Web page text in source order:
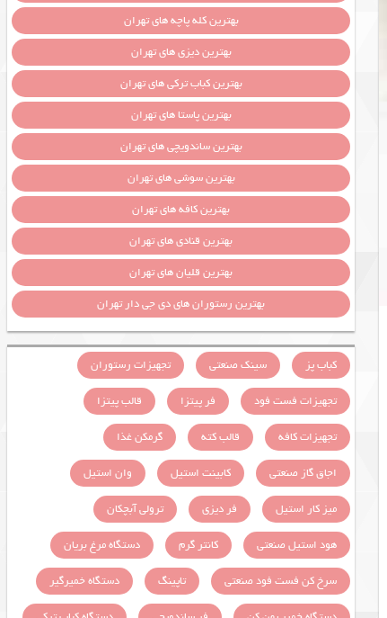
بهترین کله پاچه های تهران
بهترین دیزی های تهران
بهترین کباب ترکی های تهران
بهترین پاستا های تهران
بهترین ساندویچی های تهران
بهترین سوشی های تهران
بهترین کافه های تهران
بهترین قنادی های تهران
بهترین قلیان های تهران
بهترین رستوران های دی جی دار تهران
کباب پز سینک صنعتی
تجهیزات رستوران
تجهیزات فست فود
فر پیتزا
قالب پیتزا
تجهیزات کافه
قالب کته
گرمکن غذا
اجاق گاز صنعتی
کابینت استیل
وان استیل
میز کار استیل
فر دیزی
ترولی آبچکان
هود استیل صنعتی
کانتر گرم
دستگاه مرغ بریان
سرخ کن فست فود صنعتی
تاپینگ
دستگاه خمیرگیر